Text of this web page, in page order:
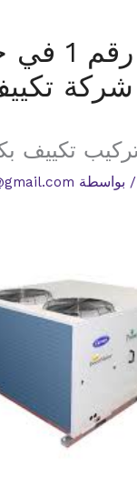
رقم 1
شركة
تكييف
/ بواسطة